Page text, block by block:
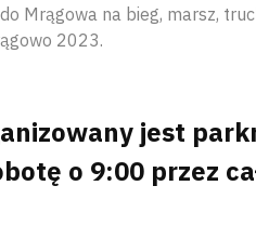
Mrągowa na bieg, marsz,
2023.
jest
o 9:00 przez